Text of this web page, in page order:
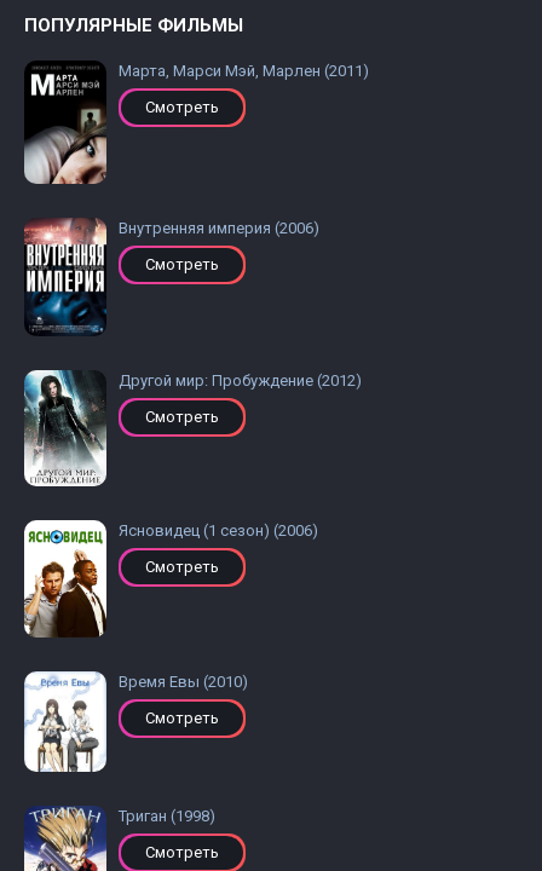
ПОПУЛЯРНЫЕ ФИЛЬМЫ
Марта, Марси Мэй, Марлен (2011)
Смотреть
Внутренняя империя (2006)
Смотреть
Другой мир: Пробуждение (2012)
Смотреть
Ясновидец (1 сезон) (2006)
Смотреть
Время Евы (2010)
Смотреть
Триган (1998)
Смотреть